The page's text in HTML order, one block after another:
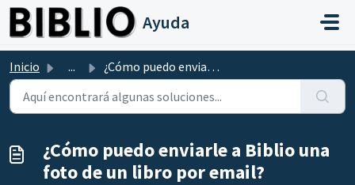
Saltar al contenido principal
Ayuda
Inicio ... ¿Cómo puedo enviarle a Biblio una foto de un libro por em...
¿Cómo puedo enviarle a Biblio una
foto de un libro por email?